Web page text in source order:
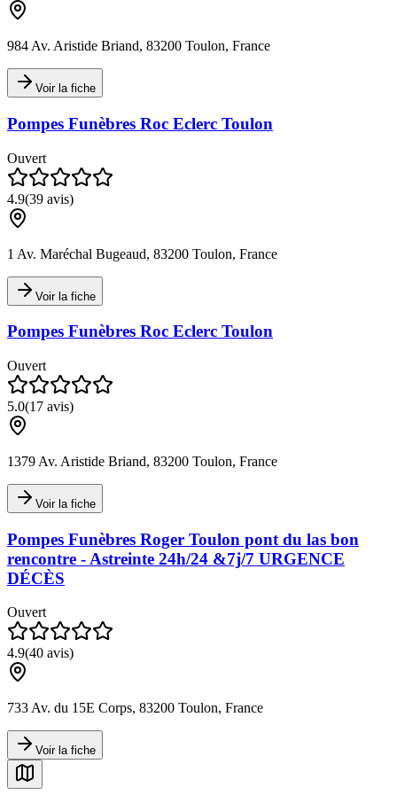
984 Av. Aristide Briand, 83200 Toulon, France
Voir la fiche
Pompes Funèbres Roc Eclerc Toulon
Ouvert
4.9(39 avis)
1 Av. Maréchal Bugeaud, 83200 Toulon, France
Voir la fiche
Pompes Funèbres Roc Eclerc Toulon
Ouvert
5.0(17 avis)
1379 Av. Aristide Briand, 83200 Toulon, France
Voir la fiche
Pompes Funèbres Roger Toulon pont du las bon
rencontre - Astreinte 24h/24 &7j/7 URGENCE
DÉCÈS
Ouvert
4.9(40 avis)
733 Av. du 15E Corps, 83200 Toulon, France
Voir la fiche